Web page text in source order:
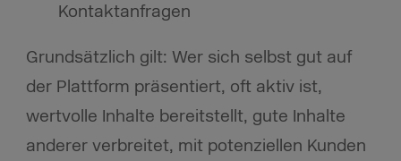
Kontaktanfragen
Grundsätzlich gilt: Wer sich selbst gut auf
der Plattform präsentiert, oft aktiv ist,
wertvolle Inhalte bereitstellt, gute Inhalte
anderer verbreitet, mit potenziellen Kunden